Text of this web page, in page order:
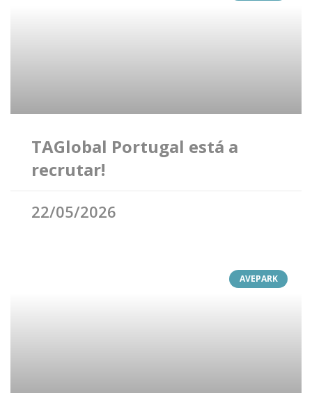
TAGlobal Portugal está a
recrutar!
22/05/2026
AVEPARK